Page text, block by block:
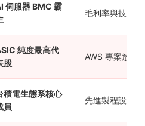
伺服器 BMC 霸
毛利率與技術
純度最高代
股
AWS 專案放量
積電生態系核心
員
先進製程設計